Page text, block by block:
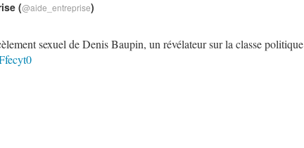
sexuel de Denis Baupin, un révélateur sur la classe politique
(@aide_entreprise)